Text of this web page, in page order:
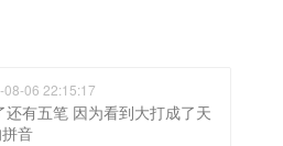
08-06 22:15:17
还有五笔 因为看到大打成了天
音